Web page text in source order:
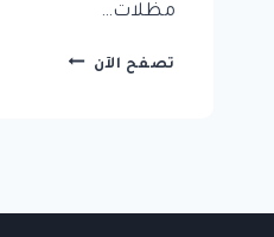
مظلات…
تصفح الآن مظلات